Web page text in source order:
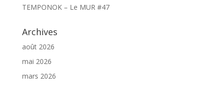
TEMPONOK – Le MUR #47
Archives
août 2026
mai 2026
mars 2026